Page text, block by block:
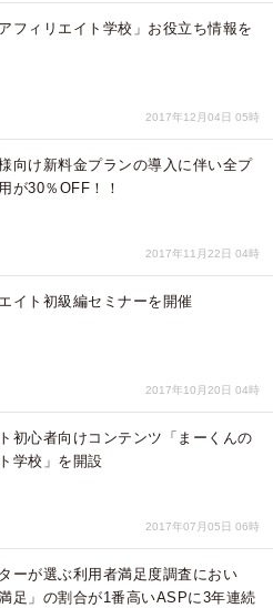
フィリエイト学校」お役立ち情報を
2017年12月04日 05時
向け新料金プランの導入に伴い全プ
が30％OFF！！
2017年11月22日 04時
イト初級編セミナーを開催
2017年10月20日 04時
初心者向けコンテンツ「まーくんの
学校」を開設
2017年07月05日 06時
ーが選ぶ利用者満足度調査におい
足」の割合が1番高いASPに3年連続